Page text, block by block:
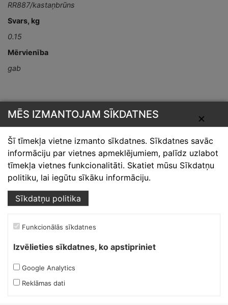
RR887/kastaņbrūns
Svars, kg
0.15
Mērvienība
gab
Skārdnieks M
Ofiss, ražošana, noliktava.
Izmēģinātāju iela 1a,
Mob.:+37126317230
Darba laiki
darbadienās 08:00-17:00
✕
MĒS IZMANTOJAM SĪKDATNES
Šī tīmekļa vietne izmanto sīkdatnes. Sīkdatnes savāc
informāciju par vietnes apmeklējumiem, palīdz uzlabot
tīmekļa vietnes funkcionalitāti. Skatiet mūsu Sīkdatņu
politiku, lai iegūtu sīkāku informāciju.
Sīkdatņu politika
Funkcionālās sīkdatnes
Izvēlieties sīkdatnes, ko apstipriniet
Google Analytics
Reklāmas dati